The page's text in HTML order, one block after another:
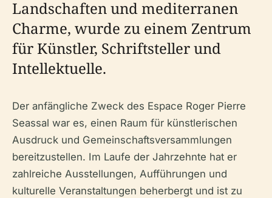
Landschaften und mediterranen
Charme, wurde zu einem Zentrum
für Künstler, Schriftsteller und
Intellektuelle.
Der anfängliche Zweck des Espace Roger Pierre
Seassal war es, einen Raum für künstlerischen
Ausdruck und Gemeinschaftsversammlungen
bereitzustellen. Im Laufe der Jahrzehnte hat er
zahlreiche Ausstellungen, Aufführungen und
kulturelle Veranstaltungen beherbergt und ist zu